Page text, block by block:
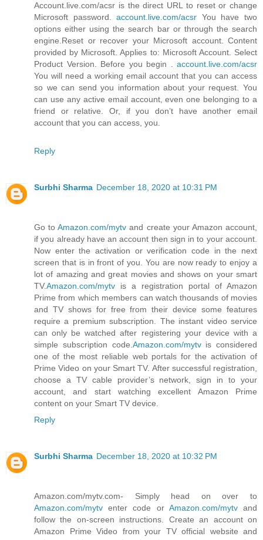
Account.live.com/acsr is the direct URL to reset or change
Microsoft password.account.live.com/acsr You have two
options either using the search bar or through the search
engine.Reset or recover your Microsoft account. Content
provided by Microsoft. Applies to: Microsoft Account. Select
Product Version. Before you begin . account.live.com/acsr
You will need a working email account that you can access
so we can send you information about your request. You
can use any active email account, even one belonging to a
friend or relative. Or, if you don’t have another email
account that you can access, you.
Reply
Surbhi Sharma December 18, 2020 at 10:31 PM
Go toAmazon.com/mytv and create your Amazon account,
if you already have an account then sign in to your account.
Now enter the activation or verification code in the next
screen that is in front of you. You are now ready to enjoy a
lot of amazing and great movies and shows on your smart
TV.Amazon.com/mytv is a registration portal of Amazon
Prime from which members can watch thousands of movies
and TV shows for free from their device some features
require a premium subscription. The instant video service
can only be watched after registering your device with a
simple subscription code. Amazon.com/mytvis considered
one of the most reliable web portals for the activation of
Prime Video on your Smart TV. After successful registration,
choose a TV cable provider’s network, sign in to your
account, and start watching excellent Amazon Prime
content on your Smart TV device.
Reply
Surbhi Sharma December 18, 2020 at 10:32 PM
Amazon.com/mytv.com- Simply head on over to
Amazon.com/mytv enter code or Amazon.com/mytvand
follow the on-screen instructions. Create an account on
Amazon Prime Video from your TV official website and